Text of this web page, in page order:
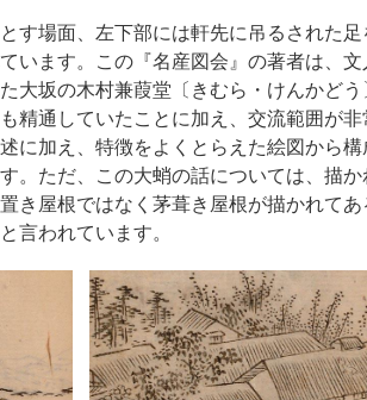
す場面、左下部には軒先に吊るされた足
います。この『名産図会』の著者は、文
大坂の木村兼葭堂〔きむら・けんかど
精通していたことに加え、交流範囲が
に加え、特徴をよくとらえた絵図から
。ただ、この大蛸の話については、描
き屋根ではなく茅葺き屋根が描かれてあ
言われています。